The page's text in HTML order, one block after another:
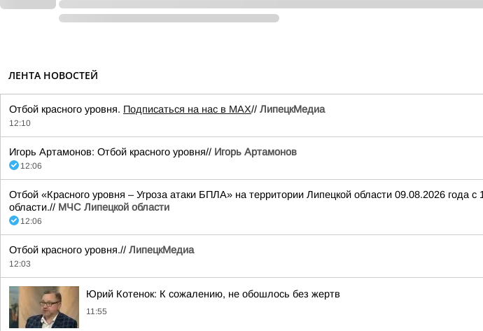
ЛЕНТА НОВОСТЕЙ
Отбой красного уровня. Подписаться на нас в МАХ// ЛипецкМедиа
12:10
Игорь Артамонов: Отбой красного уровня// Игорь Артамонов
12:06
Отбой «Красного уровня – Угроза атаки БПЛА» на территории Липецкой области 09.08.2026
области.// МЧС Липецкой области
12:06
Отбой красного уровня.// ЛипецкМедиа
12:03
Юрий Котенок: К сожалению, не обошлось без жертв
11:55